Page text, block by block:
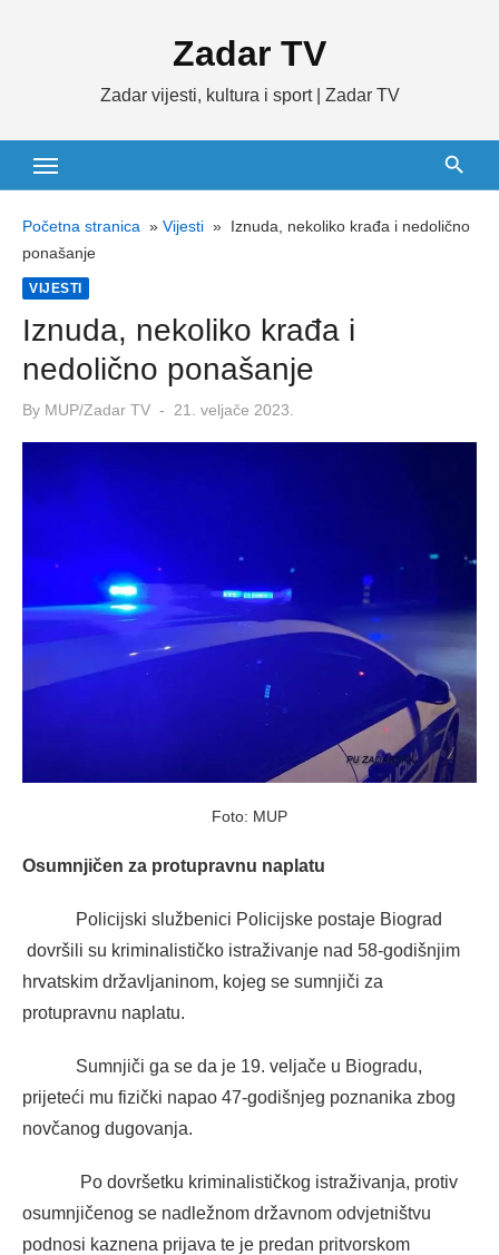
Zadar TV
Zadar vijesti, kultura i sport | Zadar TV
Početna stranica » Vijesti » Iznuda, nekoliko krađa i nedolično
ponašanje
VIJESTI
Iznuda, nekoliko krađa i
nedolično ponašanje
By MUP/Zadar TV
Posted
21. veljače 2023.
Foto: MUP
Osumnjičen za protupravnu naplatu
Policijski službenici Policijske postaje Biograd
dovršili su kriminalističko istraživanje nad 58-godišnjim
hrvatskim državljaninom, kojeg se sumnjiči za
protupravnu naplatu.
Sumnjiči ga se da je 19. veljače u Biogradu,
prijeteći mu fizički napao 47-godišnjeg poznanika zbog
novčanog dugovanja.
Po dovršetku kriminalističkog istraživanja, protiv
osumnjičenog se nadležnom državnom odvjetništvu
podnosi kaznena prijava te je predan pritvorskom